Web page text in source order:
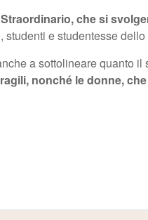
che si
e studentesse
a sottolineare quanto
nonché le donne,